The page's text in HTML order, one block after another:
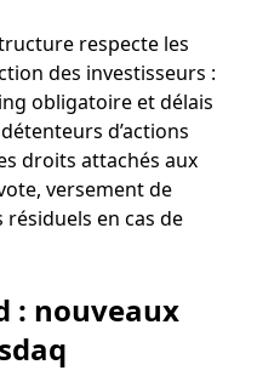
respecte les
des investisseurs :
obligatoire et délais
d’actions
droits attachés aux
versement de
en cas de
: nouveaux